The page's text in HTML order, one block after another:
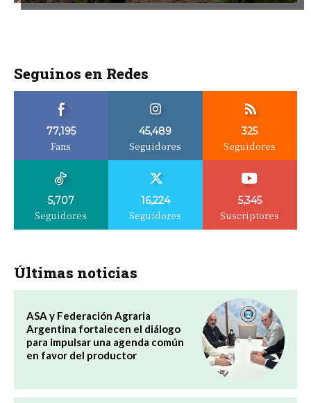
Seguinos en Redes
77,195
Fans
45,489
Seguidores
325
Seguidores
5,707
Seguidores
16,224
Seguidores
5,345
Suscriptores
Últimas noticias
ASA y Federación Agraria
Argentina fortalecen el diálogo
para impulsar una agenda común
en favor del productor